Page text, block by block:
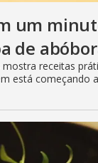
um
de
receitas
está começando